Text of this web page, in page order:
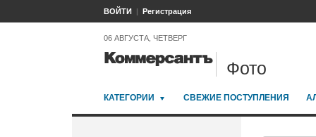
ВОЙТИ Регистрация
06 АВГУСТА, ЧЕТВЕРГ
Фото
КАТЕГОРИИ СВЕЖИЕ ПОСТУПЛЕНИЯ